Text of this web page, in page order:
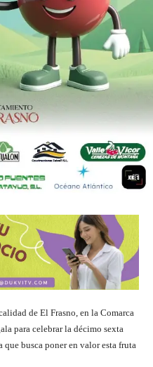
de El Frasno, en la Comarca
para celebrar la décimo sexta
busca poner en valor esta fruta